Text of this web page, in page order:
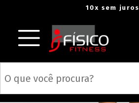
10x sem juros